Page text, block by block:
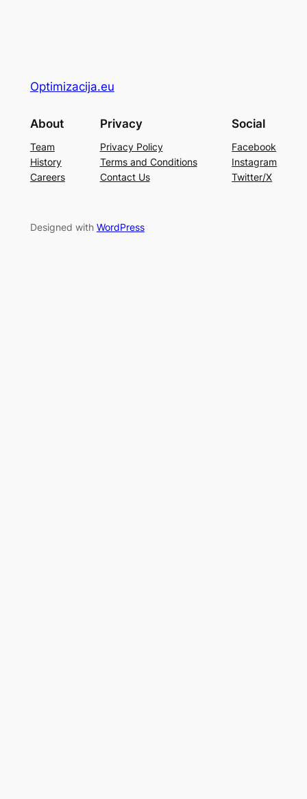
Optimizacija.eu
About
Team
History
Careers
Privacy
Privacy Policy
Terms and Conditions
Contact Us
Social
Facebook
Instagram
Twitter/X
Designed with WordPress